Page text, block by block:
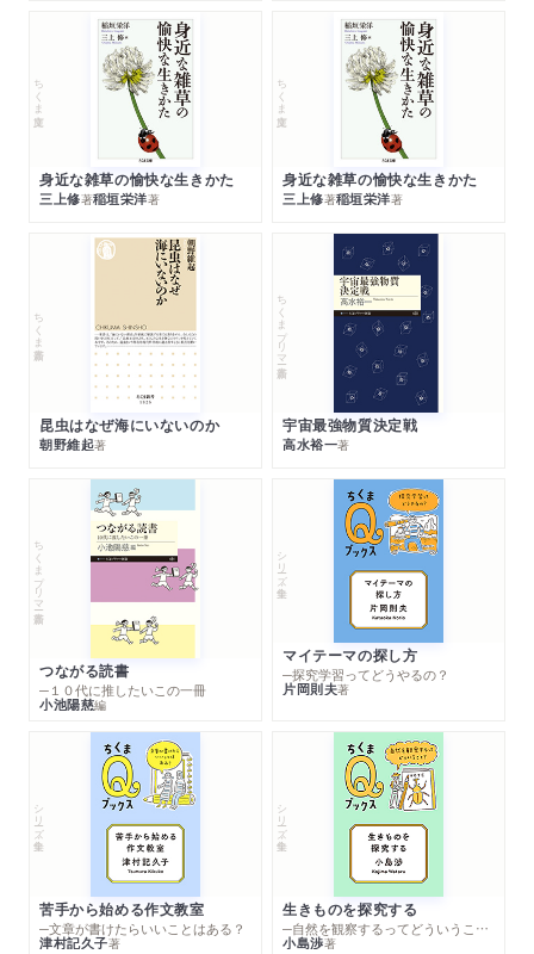
ちくま文庫
身近な雑草の愉快な生きかた
三上修著稲垣栄洋著
ちくま文庫
身近な雑草の愉快な生きかた
三上修著稲垣栄洋著
ちくま新書
昆虫はなぜ海にいないのか
朝野維起著
ちくまプリマー新書
宇宙最強物質決定戦
高水裕一著
ちくまプリマー新書
つながる読書
─１０代に推したいこの一冊
小池陽慈編
シリーズ・全集
マイテーマの探し方
─探究学習ってどうやるの？
片岡則夫著
シリーズ・全集
苦手から始める作文教室
─文章が書けたらいいことはある？
津村記久子著
シリーズ・全集
生きものを探究する
─自然を観察するってどういうこと？
小島渉著